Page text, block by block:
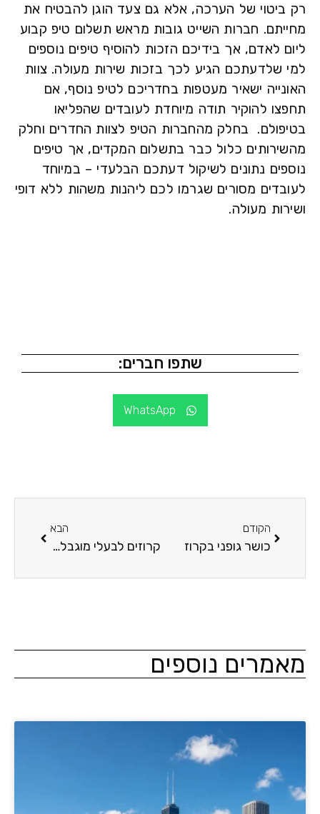
של הערכה, אלא גם צעד הוגן להבטיח את
חברות השייט גובות מראש תשלום טיפ קבוע
לאדם, אך בידיכם הזכות להוסיף טיפים נוספים
שלדעתכם הגיע לכך בזכות שירות מעולה. צוות
ישאיר מעטפות בחדריכם לטיפ נוסף, אם
להוקיר תודה מיוחדת לעובדים שהפליאו
בחלק מהחברות הטיפ לצוות החדרים וחלק
כלול כבר בתשלום המקדים, אך טיפים
נתונים לשיקול דעתכם הבלעדי – במיוחד
מסורים שגרמו לכם ליהנות משהות ללא דופי
מעולה.
שתפו חברים:
WhatsApp
כושר גופני בקרוז קרוזים לבעלי מוגבלויות
נוספים